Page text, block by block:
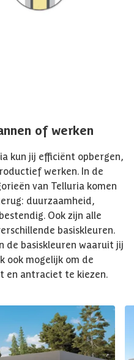
of werken
kun jij efficiënt opbergen,
werken. In de
van Telluria komen
duurzaamheid,
Ook zijn alle
basiskleuren.
de basiskleuren waaruit jij
ook mogelijk om de
en antraciet te kiezen.